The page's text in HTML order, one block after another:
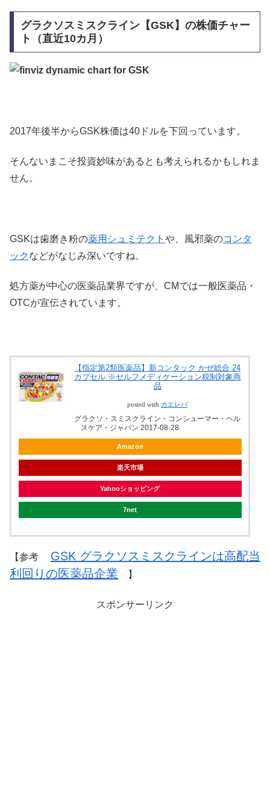
グラクソスミスクライン【GSK】の株価チャー
ト（直近10カ月）
2017年後半からGSK株価は40ドルを下回っています。
そんないまこそ投資妙味があるとも考えられるかもしれま
せん。
GSKは歯磨き粉の薬用シュミテクト や、風邪薬のコンタ
ックなどがなじみ深いですね。
処方薬が中心の医薬品業界ですが、CMでは一般医薬品・
OTCが宣伝されています。
【指定第2類医薬品】新コンタック かぜ総合 24
カプセル ※セルフメディケーション税制対象商
品
posted with カエレバ
グラクソ・スミスクライン・コンシューマー・ヘル
スケア・ジャパン 2017-08-28
Amazon
楽天市場
Yahooショッピング
7net
【参考
GSK グラクソスミスクラインは高配当
利回りの医薬品企業
】
スポンサーリンク